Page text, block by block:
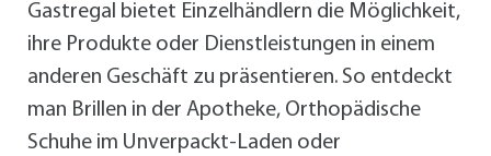
Gastregal bietet Einzelhändlern die Möglichkeit,
ihre Produkte oder Dienstleistungen in einem
anderen Geschäft zu präsentieren. So entdeckt
man Brillen in der Apotheke, Orthopädische
Schuhe im Unverpackt-Laden oder